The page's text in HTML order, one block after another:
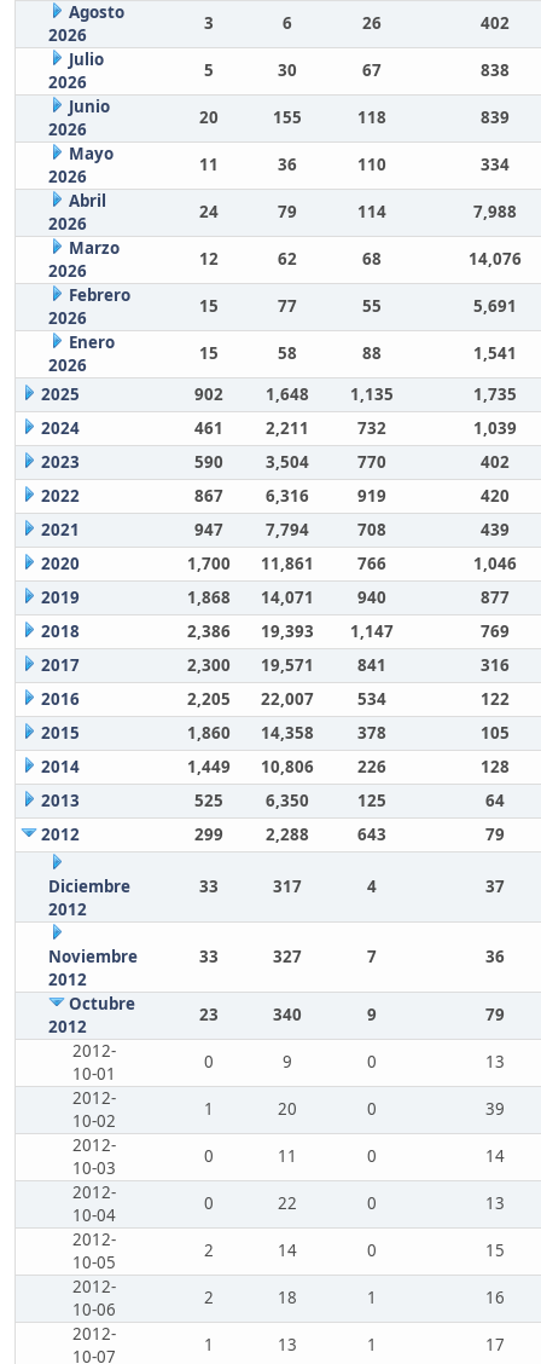
Agosto
2026
3 6 26
402
Julio
2026
5 30 67
838
Junio
2026
20 155 118
839
Mayo
2026
11 36 110
334
Abril
2026
24 79 114
7,988
Marzo
2026
12 62 68
14,076
Febrero
2026
15 77 55
5,691
Enero
2026
15 58 88
1,541
2025
902 1,648 1,135
1,735
2024
461 2,211 732
1,039
2023
590 3,504 770
402
2022
867 6,316 919
420
2021
947 7,794 708
439
2020
1,700 11,861 766
1,046
2019
1,868 14,071 940
877
2018
2,386 19,393 1,147
769
2017
2,300 19,571 841
316
2016
2,205 22,007 534
122
2015
1,860 14,358 378
105
2014
1,449 10,806 226
128
2013
525 6,350 125
64
2012
299 2,288 643 79
Diciembre
2012
33 317 4 37
Noviembre
2012
33 327 7 36
Octubre
2012
23 340 9
79
2012-
10-01
0 9 0
13
2012-
10-02
1 20 0
39
2012-
10-03
0 11 0
14
2012-
10-04
0 22 0
13
2012-
10-05
2 14 0
15
2012-
10-06
2 18 1
16
2012-
10-07
1 13 1 17